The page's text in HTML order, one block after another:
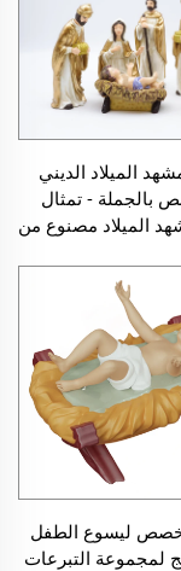
الميلاد الديني
بالجملة - تمثال
الميلاد مصنوع من
شخصيات كاثوليكية
ليسوع الطفل
لمجموعة التبرعات